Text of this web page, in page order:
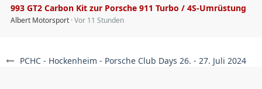
PCHC - Hockenheim - Porsche Club Days 26. - 27. Juli 2024
993 GT2 Carbon Kit zur Porsche 911 Turbo / 4S-Umrüstung
Albert Motorsport Vor 11 Stunden